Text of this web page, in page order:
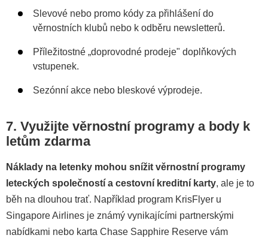
Slevové nebo promo kódy za přihlášení do
věrnostních klubů nebo k odběru newsletterů.
Příležitostné „doprovodné prodeje" doplňkových
vstupenek.
Sezónní akce nebo bleskové výprodeje.
7. Využijte věrnostní programy a body k
letům zdarma
Náklady na letenky mohou snížit věrnostní programy
leteckých společností a cestovní kreditní karty, ale je to
běh na dlouhou trať. Například program KrisFlyer u
Singapore Airlines je známý vynikajícími partnerskými
nabídkami nebo karta Chase Sapphire Reserve vám